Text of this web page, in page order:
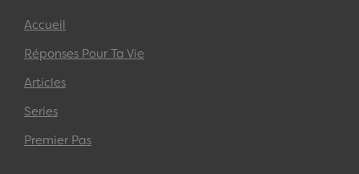
Accueil
Réponses Pour Ta Vie
Articles
Series
Premier Pas